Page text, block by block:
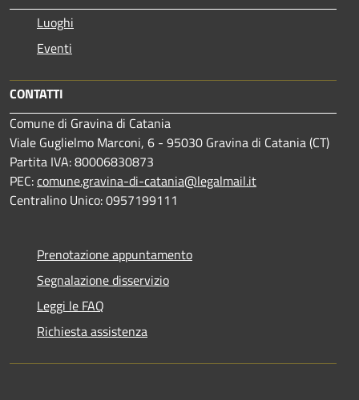
Luoghi
Eventi
CONTATTI
Comune di Gravina di Catania
Viale Guglielmo Marconi, 6 - 95030 Gravina di Catania (CT)
Partita IVA: 80006830873
PEC:comune.gravina-di-catania@legalmail.it
Centralino Unico: 0957199111
Prenotazione appuntamento
Segnalazione disservizio
Leggi le FAQ
Richiesta assistenza